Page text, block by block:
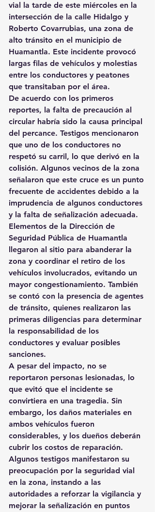
vial la tarde de este miércoles en la
intersección de la calle Hidalgo y
Roberto Covarrubias, una zona de
alto tránsito en el municipio de
Huamantla. Este incidente provocó
largas filas de vehículos y molestias
entre los conductores y peatones
que transitaban por el área.
De acuerdo con los primeros
reportes, la falta de precaución al
circular habría sido la causa principal
del percance. Testigos mencionaron
que uno de los conductores no
respetó su carril, lo que derivó en la
colisión. Algunos vecinos de la zona
señalaron que este cruce es un punto
frecuente de accidentes debido a la
imprudencia de algunos conductores
y la falta de señalización adecuada.
Elementos de la Dirección de
Seguridad Pública de Huamantla
llegaron al sitio para abanderar la
zona y coordinar el retiro de los
vehículos involucrados, evitando un
mayor congestionamiento. También
se contó con la presencia de agentes
de tránsito, quienes realizaron las
primeras diligencias para determinar
la responsabilidad de los
conductores y evaluar posibles
sanciones.
A pesar del impacto, no se
reportaron personas lesionadas, lo
que evitó que el incidente se
convirtiera en una tragedia. Sin
embargo, los daños materiales en
ambos vehículos fueron
considerables, y los dueños deberán
cubrir los costos de reparación.
Algunos testigos manifestaron su
preocupación por la seguridad vial
en la zona, instando a las
autoridades a reforzar la vigilancia y
mejorar la señalización en puntos